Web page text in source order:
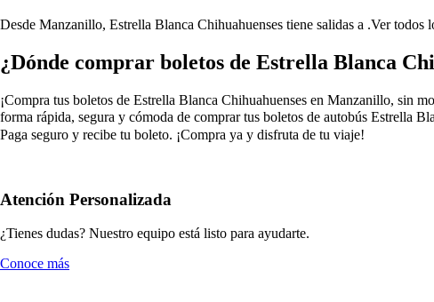
Desde Manzanillo, Estrella Blanca Chihuahuenses tiene salidas a .Ver todos
¿Dónde comprar boletos de Estrella Blanca
¡Compra tus boletos de Estrella Blanca Chihuahuenses en Manzanillo, sin
forma rápida, segura y cómoda de comprar tus boletos de autobús Estrella
Paga seguro y recibe tu boleto. ¡Compra ya y disfruta de tu viaje!
Atención Personalizada
¿Tienes dudas? Nuestro equipo está listo para ayudarte.
Conoce más